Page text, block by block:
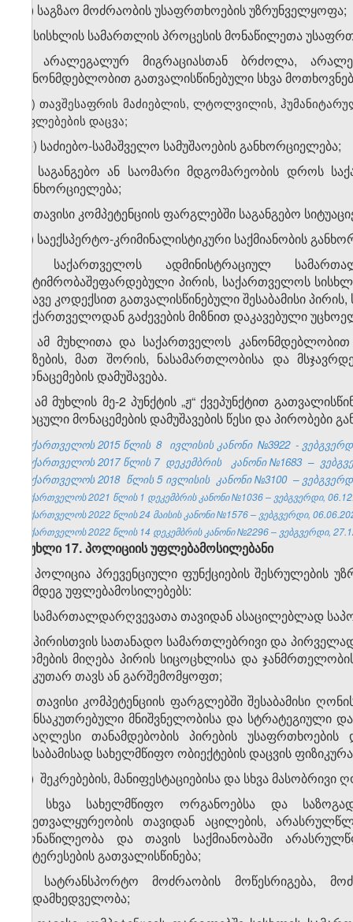
თ) საგზაო მოძრაობის უსაფრთხოების უზრუნველყოფა;
ი) სისხლის სამართლის პროცესის მონაწილეთა
კ) არალეგალურ მიგრაციასთან ბრძოლა,
კანონმდებლობით გათვალისწინებული სხვა
) თავშესაფრის მაძიებლის, ლტოლვილის,
უფლებების დაცვა;
ლ) საძიებო-სამაშველო სამუშაოების განხორციელება;
მ) საგანგებო ან საომარი მდგომარეობის დროს
განხორციელება;
ნ) თავისი კომპეტენციის ფარგლებში საგანგებო
ო) საექსპერტო-კრიმინალისტიკური საქმიანობის
პ) საქართველოს ადმინისტრაციულ
პატიმრობაშეფარდებული პირის, საქართველოს
იმავე კოდექსით გათვალისწინებული შესაბამისი
საქართველოდან გაძევების მიზნით დაკავებული
ჟ) ამ მუხლითა და საქართველოს კანონმდებლობით
ბაზების, მათ შორის, ნასამართლობისა და
მონაცემების დამუშავება.
3. ამ მუხლის მე-2 პუნქტის „ჟ“ ქვეპუნქტით
დაცული მონაცემების დამუშავების წესი და პირობები
საქართველოს 2015 წლის 8 ივლისის კანონი №3922 -
საქართველოს 2017 წლის 7 დეკემბრის კანონი №1683 –
საქართველოს 2018 წლის 5 ივლისის კანონი №3100 –
საქართველოს 2021 წლის 1 დეკემბრის კანონი №1036 – ვებგვერდი,
საქართველოს 2022 წლის 24 მაისის კანონი №1576 – ვებგვერდი,
საქართველოს 2022 წლის 14 დეკემბრის კანონი №2296 – ვებგვერდი,
მუხლი 17. პოლიციის უფლებამოსილებანი
1. პოლიცია პრევენციული ფუნქციების შესრულების
შემდეგ უფლებამოსილებებს:
ა) სამართალდარღვევათა თავიდან ასაცილებლად
ბ) პირისთვის სათანადო სამართლებრივი და
ზომების მიღება პირის სიცოცხლისა და
საკუთარ თავს ან გარშემომყოფთ;
გ) თავისი კომპეტენციის ფარგლებში შესაბამისი
განსაკუთრებული მნიშვნელობისა და სტრატეგიული
უმაღლესი თანამდებობის პირების
შესაბამისად სახელმწიფო ობიექტების დაცვის
დ) შეკრებების, მანიფესტაციებისა და სხვა
ე) სხვა სახელმწიფო ორგანოებსა და
უმეთვალყურეობის თავიდან აცილების,
მონაწილეობა და თავის საქმიანობაში
ინტერესების გათვალისწინება;
ვ) სატრანსპორტო მოძრაობის მოწესრიგება,
ზედამხედველობა;